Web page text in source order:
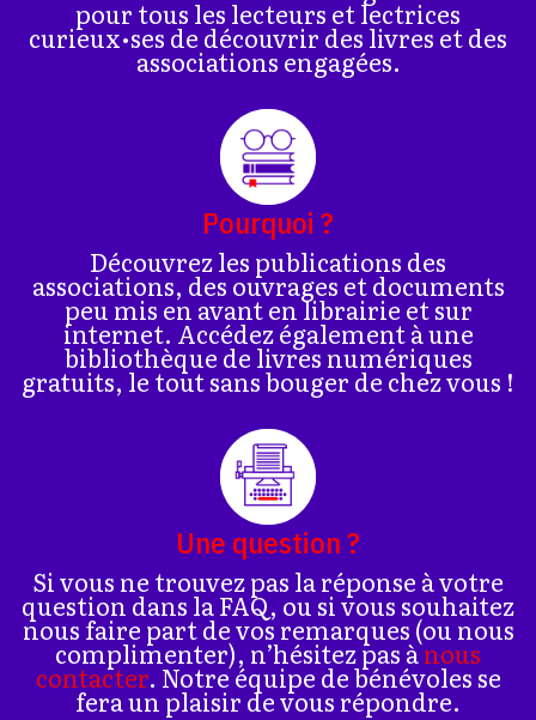
pour tous les lecteurs et lectrices
curieux•ses de découvrir des livres et des
associations engagées.
Pourquoi ?
Découvrez les publications des
associations, des ouvrages et documents
peu mis en avant en librairie et sur
internet. Accédez également à une
bibliothèque de livres numériques
gratuits, le tout sans bouger de chez vous !
Une question ?
Si vous ne trouvez pas la réponse à votre
question dans la FAQ, ou si vous souhaitez
nous faire part de vos remarques (ou nous
complimenter), n’hésitez pas ànous
contacter. Notre équipe de bénévoles se
fera un plaisir de vous répondre.